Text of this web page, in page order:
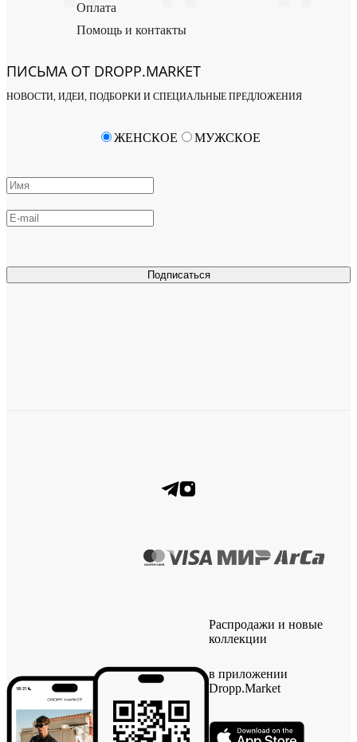
Оплата
Помощь и контакты
ПИСЬМА ОТ DROPP.MARKET
НОВОСТИ, ИДЕИ, ПОДБОРКИ И СПЕЦИАЛЬНЫЕ ПРЕДЛОЖЕНИЯ
Подписаться
ЖЕНСКОЕ МУЖСКОЕ
Распродажи и новые
коллекции
в приложении
Dropp.Market